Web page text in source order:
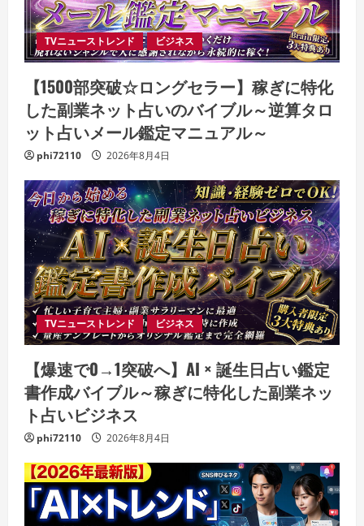
TVニューストレンド ビジネス
【1500部突破☆ロングセラー】稼ぎに特化
した副業ネット占いのバイブル～逆算タロ
ット占いメール鑑定マニュアル～
phi72110 2026年8月4日
TVニューストレンド ビジネス
【爆速で0→1突破へ】AI × 誕生日占い鑑定
書作成バイブル～稼ぎに特化した副業ネッ
ト占いビジネス
phi72110 2026年8月4日